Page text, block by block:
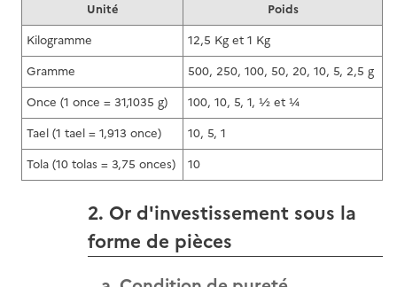
Unité
Poids
Kilogramme
12,5 Kg et 1 Kg
Gramme
500, 250, 100, 50, 20, 10, 5, 2,5 g
Once (1 once = 31,1035 g)
100, 10, 5, 1, ½ et ¼
Tael (1 tael = 1,913 once)
10, 5, 1
Tola (10 tolas = 3,75 onces)
10
2. Or d'investissement sous la
forme de pièces